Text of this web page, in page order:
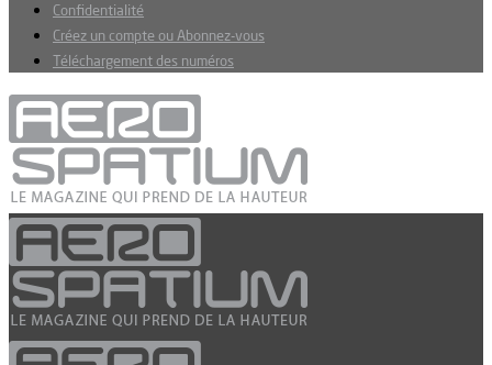
Confidentialité
Créez un compte ou Abonnez-vous
Téléchargement des numéros